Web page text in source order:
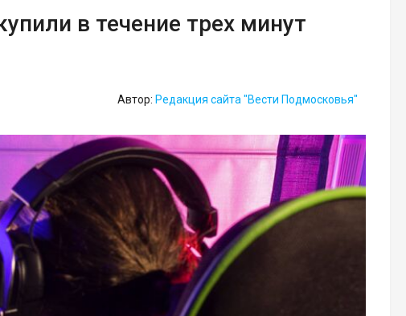
в течение трех минут
Автор: Редакция сайта "Вести Подмосковья"